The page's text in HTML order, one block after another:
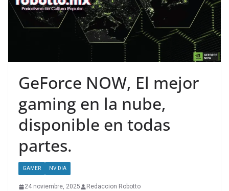
GeForce NOW, El mejor
gaming en la nube,
disponible en todas
partes.
GAMER NVIDIA
24 noviembre, 2025 Redaccion Robotto